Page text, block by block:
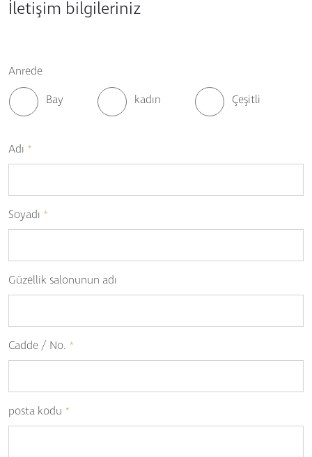
İletişim bilgileriniz
Anrede
Bay
kadın Çeşitli
Adı *
Soyadı *
Güzellik salonunun adı
Cadde / No. *
posta kodu *